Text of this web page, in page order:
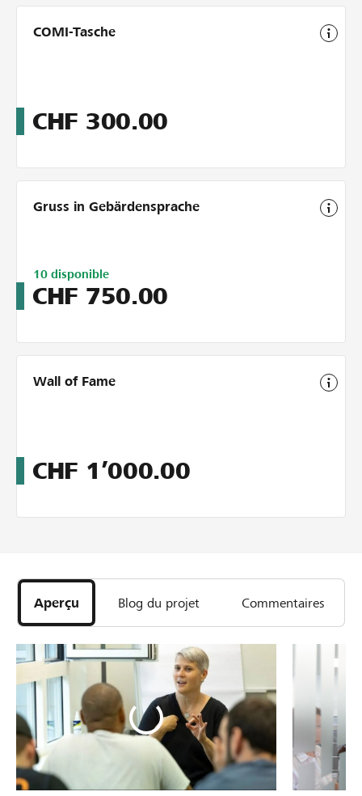
COMI-Tasche
CHF 300.00
Gruss in Gebärdensprache
Limitiert
auf
10
10 disponible
CHF 750.00
Wall of Fame
CHF 1’000.00
Aperçu Blog du projet Commentaires